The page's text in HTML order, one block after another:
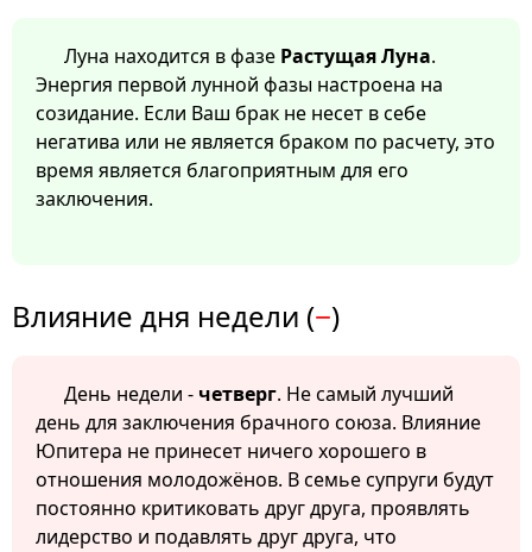
Луна находится в фазе Растущая Луна.
Энергия первой лунной фазы настроена на
созидание. Если Ваш брак не несет в себе
негатива или не является браком по расчету, это
время является благоприятным для его
заключения.
Влияние дня недели (−)
День недели - четверг. Не самый лучший
день для заключения брачного союза. Влияние
Юпитера не принесет ничего хорошего в
отношения молодожёнов. В семье супруги будут
постоянно критиковать друг друга, проявлять
лидерство и подавлять друг друга, что